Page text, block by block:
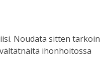
Noudata sitten tarkoin
ihonhoitossa